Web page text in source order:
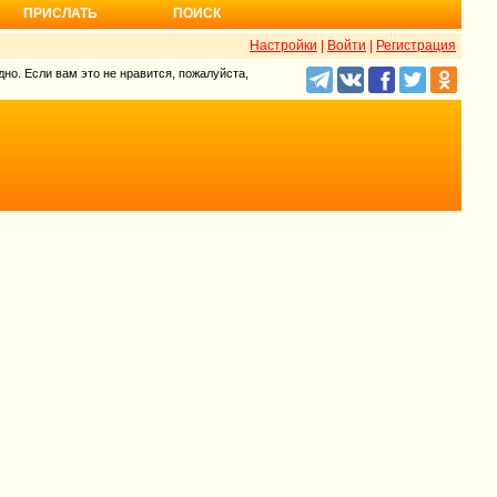
ПРИСЛАТЬ ПОИСК
Настройки Войти Регистрация
Если вам это не нравится, пожалуйста,